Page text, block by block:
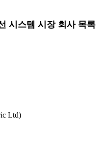
시스템 시장 회사 목록
Ltd)